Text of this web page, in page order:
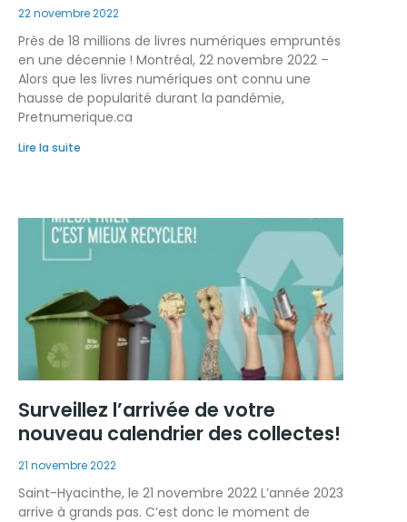
22 novembre 2022
Près de 18 millions de livres numériques empruntés
en une décennie ! Montréal, 22 novembre 2022 –
Alors que les livres numériques ont connu une
hausse de popularité durant la pandémie,
Pretnumerique.ca
Lire la suite
Surveillez l’arrivée de votre
nouveau calendrier des collectes!
21 novembre 2022
Saint-Hyacinthe, le 21 novembre 2022 L’année 2023
arrive à grands pas. C’est donc le moment de